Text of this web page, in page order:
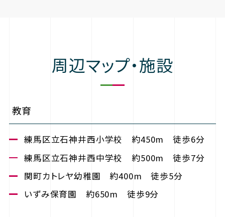
周辺マップ・施設
教育
練馬区立石神井西小学校 約450m 徒歩6分
練馬区立石神井西中学校 約500m 徒歩7分
関町カトレヤ幼稚園 約400m 徒歩5分
いずみ保育園 約650m 徒歩9分